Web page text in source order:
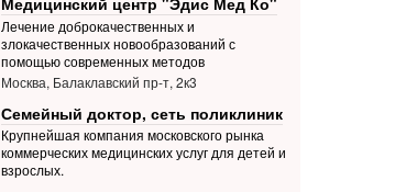
Лечение доброкачественных и
злокачественных новообразований с
помощью современных методов
Москва, Балаклавский пр-т, 2к3
Семейный доктор, сеть поликлиник
Крупнейшая компания московского рынка
коммерческих медицинских услуг для детей и
взрослых.